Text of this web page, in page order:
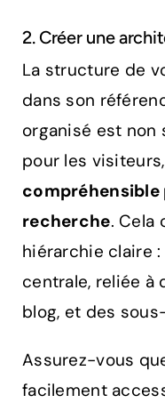
2. Créer une
La structure de
dans son
organisé est non
pour les
compréhensible
recherche. Cela
hiérarchie claire :
centrale, reliée à
blog, et des
Assurez-vous
facilement